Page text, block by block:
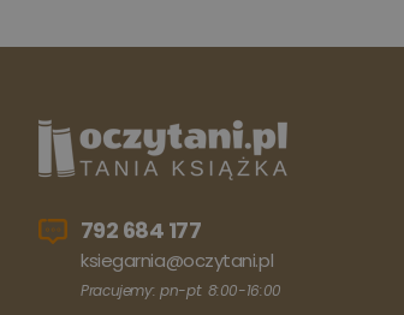
792 684 177
ksiegarnia@oczytani.pl
Pracujemy: pn-pt: 8:00-16:00